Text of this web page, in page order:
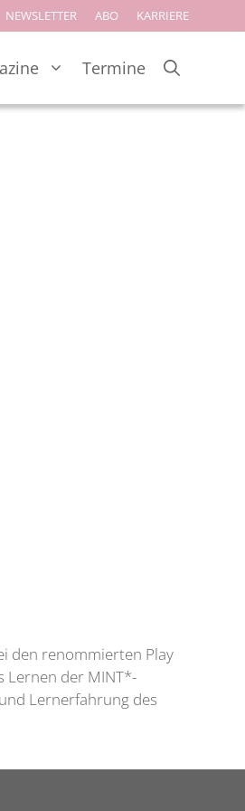
NEWSLETTER ABO KARRIERE
Termine
den renommierten Play
Lernen der MINT*-
Lernerfahrung des